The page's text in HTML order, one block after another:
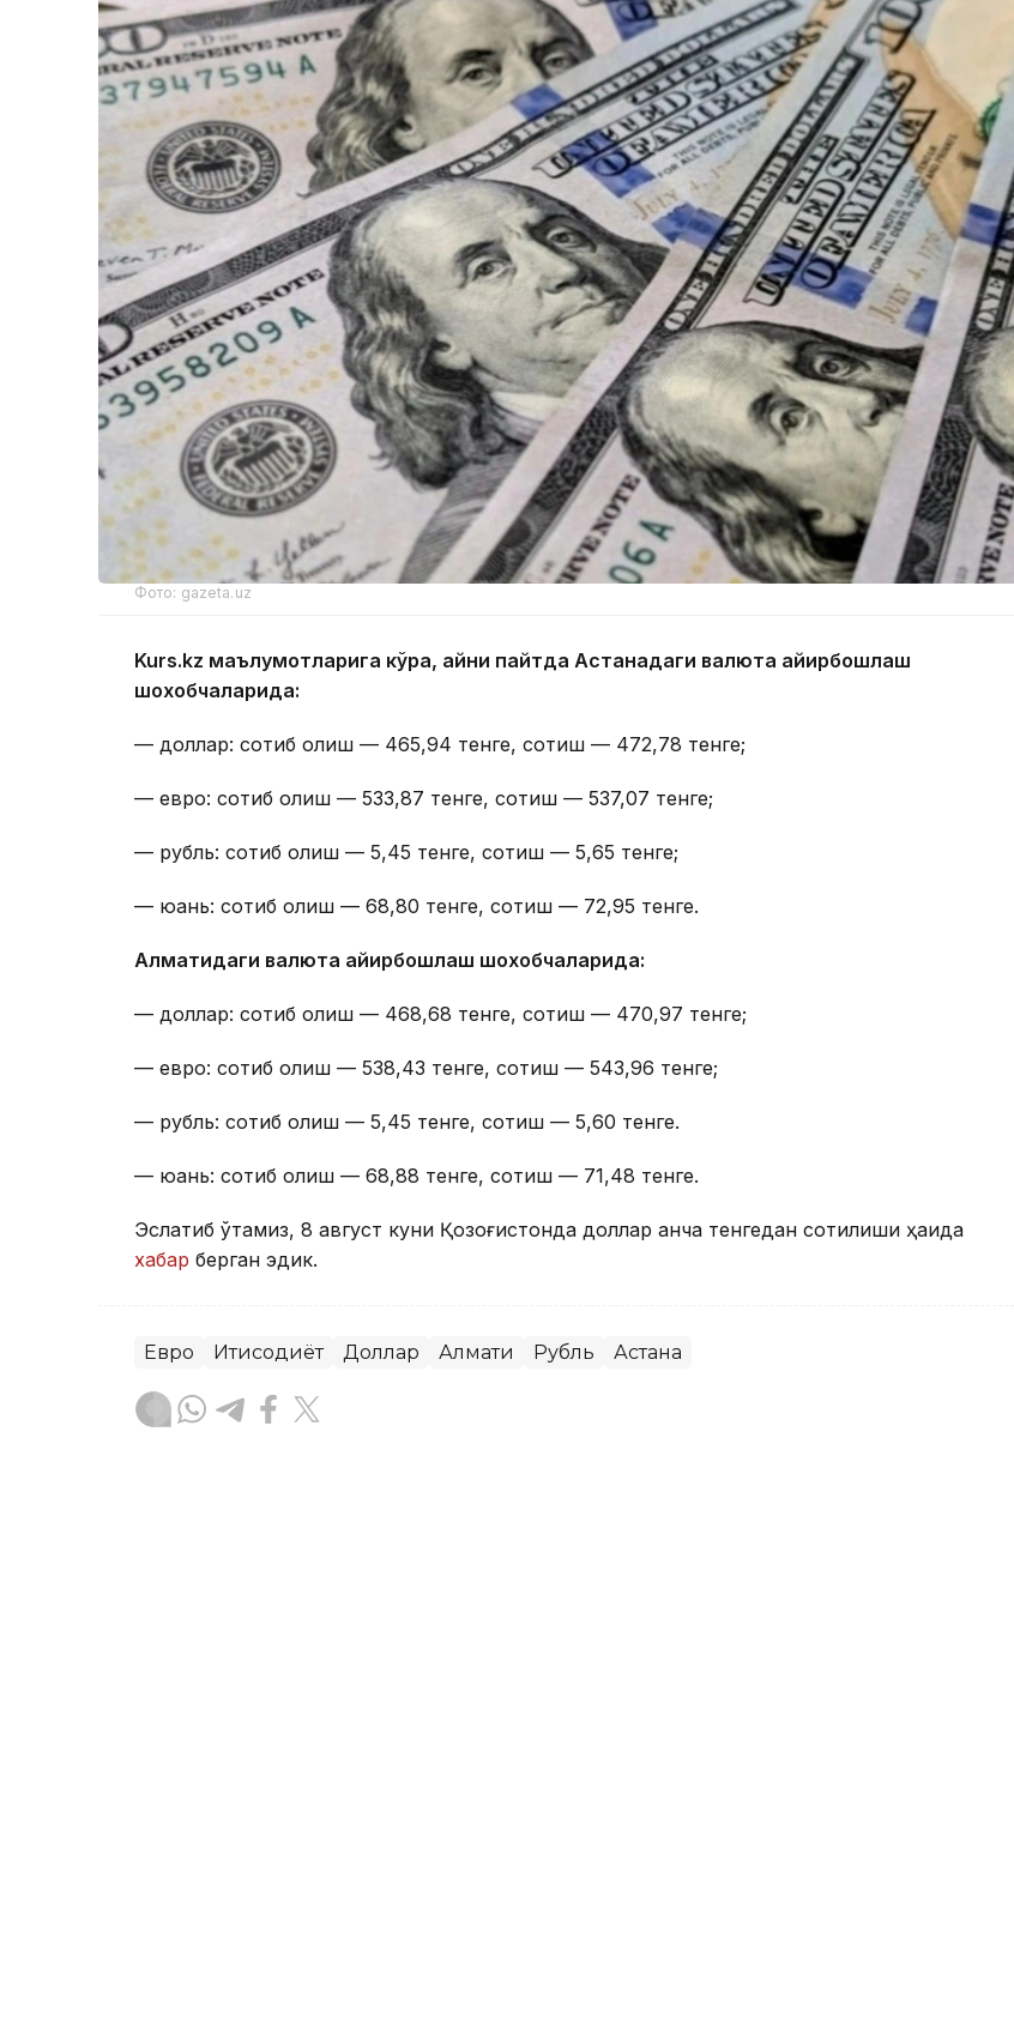
Фото: gazeta.uz
Kurs.kz маълумотларига кўра, айни пайтда Астанадаги валюта айирбошлаш
шохобчаларида:
— доллар: сотиб олиш — 465,94 тенге, сотиш — 472,78 тенге;
— евро: сотиб олиш — 533,87 тенге, сотиш — 537,07 тенге;
— рубль: сотиб олиш — 5,45 тенге, сотиш — 5,65 тенге;
— юань: сотиб олиш — 68,80 тенге, сотиш — 72,95 тенге.
Алматидаги валюта айирбошлаш шохобчаларида:
— доллар: сотиб олиш — 468,68 тенге, сотиш — 470,97 тенге;
— евро: сотиб олиш — 538,43 тенге, сотиш — 543,96 тенге;
— рубль: сотиб олиш — 5,45 тенге, сотиш — 5,60 тенге.
— юань: сотиб олиш — 68,88 тенге, сотиш — 71,48 тенге.
Эслатиб ўтамиз, 8 август куни Қозоғистонда доллар қанча тенгедан сотилиши ҳақида
хабар берган эдик.
Евро Иқтисодиёт Доллар Алмати Рубль Астана